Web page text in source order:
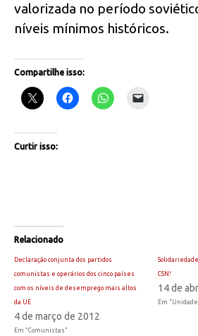
valorizada no período
níveis mínimos históricos.
Compartilhe isso:
Curtir isso:
Relacionado
Declaração conjunta dos partidos
comunistas e operários dos cinco países
com os níveis de desemprego mais altos
da UE
4 de março de 2012
Em "Comunistas"
CSN!
14 de
Em